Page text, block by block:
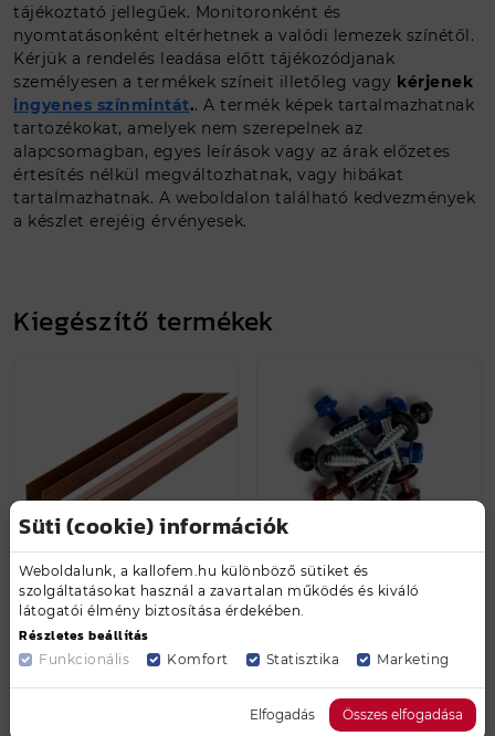
tájékoztató jellegűek. Monitoronként és
nyomtatásonként eltérhetnek a valódi lemezek színétől.
Kérjük a rendelés leadása előtt tájékozódjanak
személyesen a termékek színeit illetőleg vagy kérjenek
ingyenes színmintát.. A termék képek tartalmazhatnak
tartozékokat, amelyek nem szerepelnek az
alapcsomagban, egyes leírások vagy az árak előzetes
értesítés nélkül megváltozhatnak, vagy hibákat
tartalmazhatnak. A weboldalon található kedvezmények
a készlet erejéig érvényesek.
Kiegészítő termékek
U profil C típusú
kerítéselemhez /
Aranytölgy
4 284 Ft
Önmetsző csavar fába
4,8 x 35 mm / RAL 8024
24 Ft
Süti (cookie) információk
Weboldalunk, a kallofem.hu különböző sütiket és
szolgáltatásokat használ a zavartalan működés és kiváló
látogatói élmény biztosítása érdekében.
Részletes beállítás
Funkcionális Komfort Statisztika Marketing
Elfogadás Összes elfogadása